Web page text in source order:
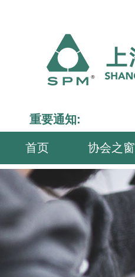
重要通知:
首页 协会之窗